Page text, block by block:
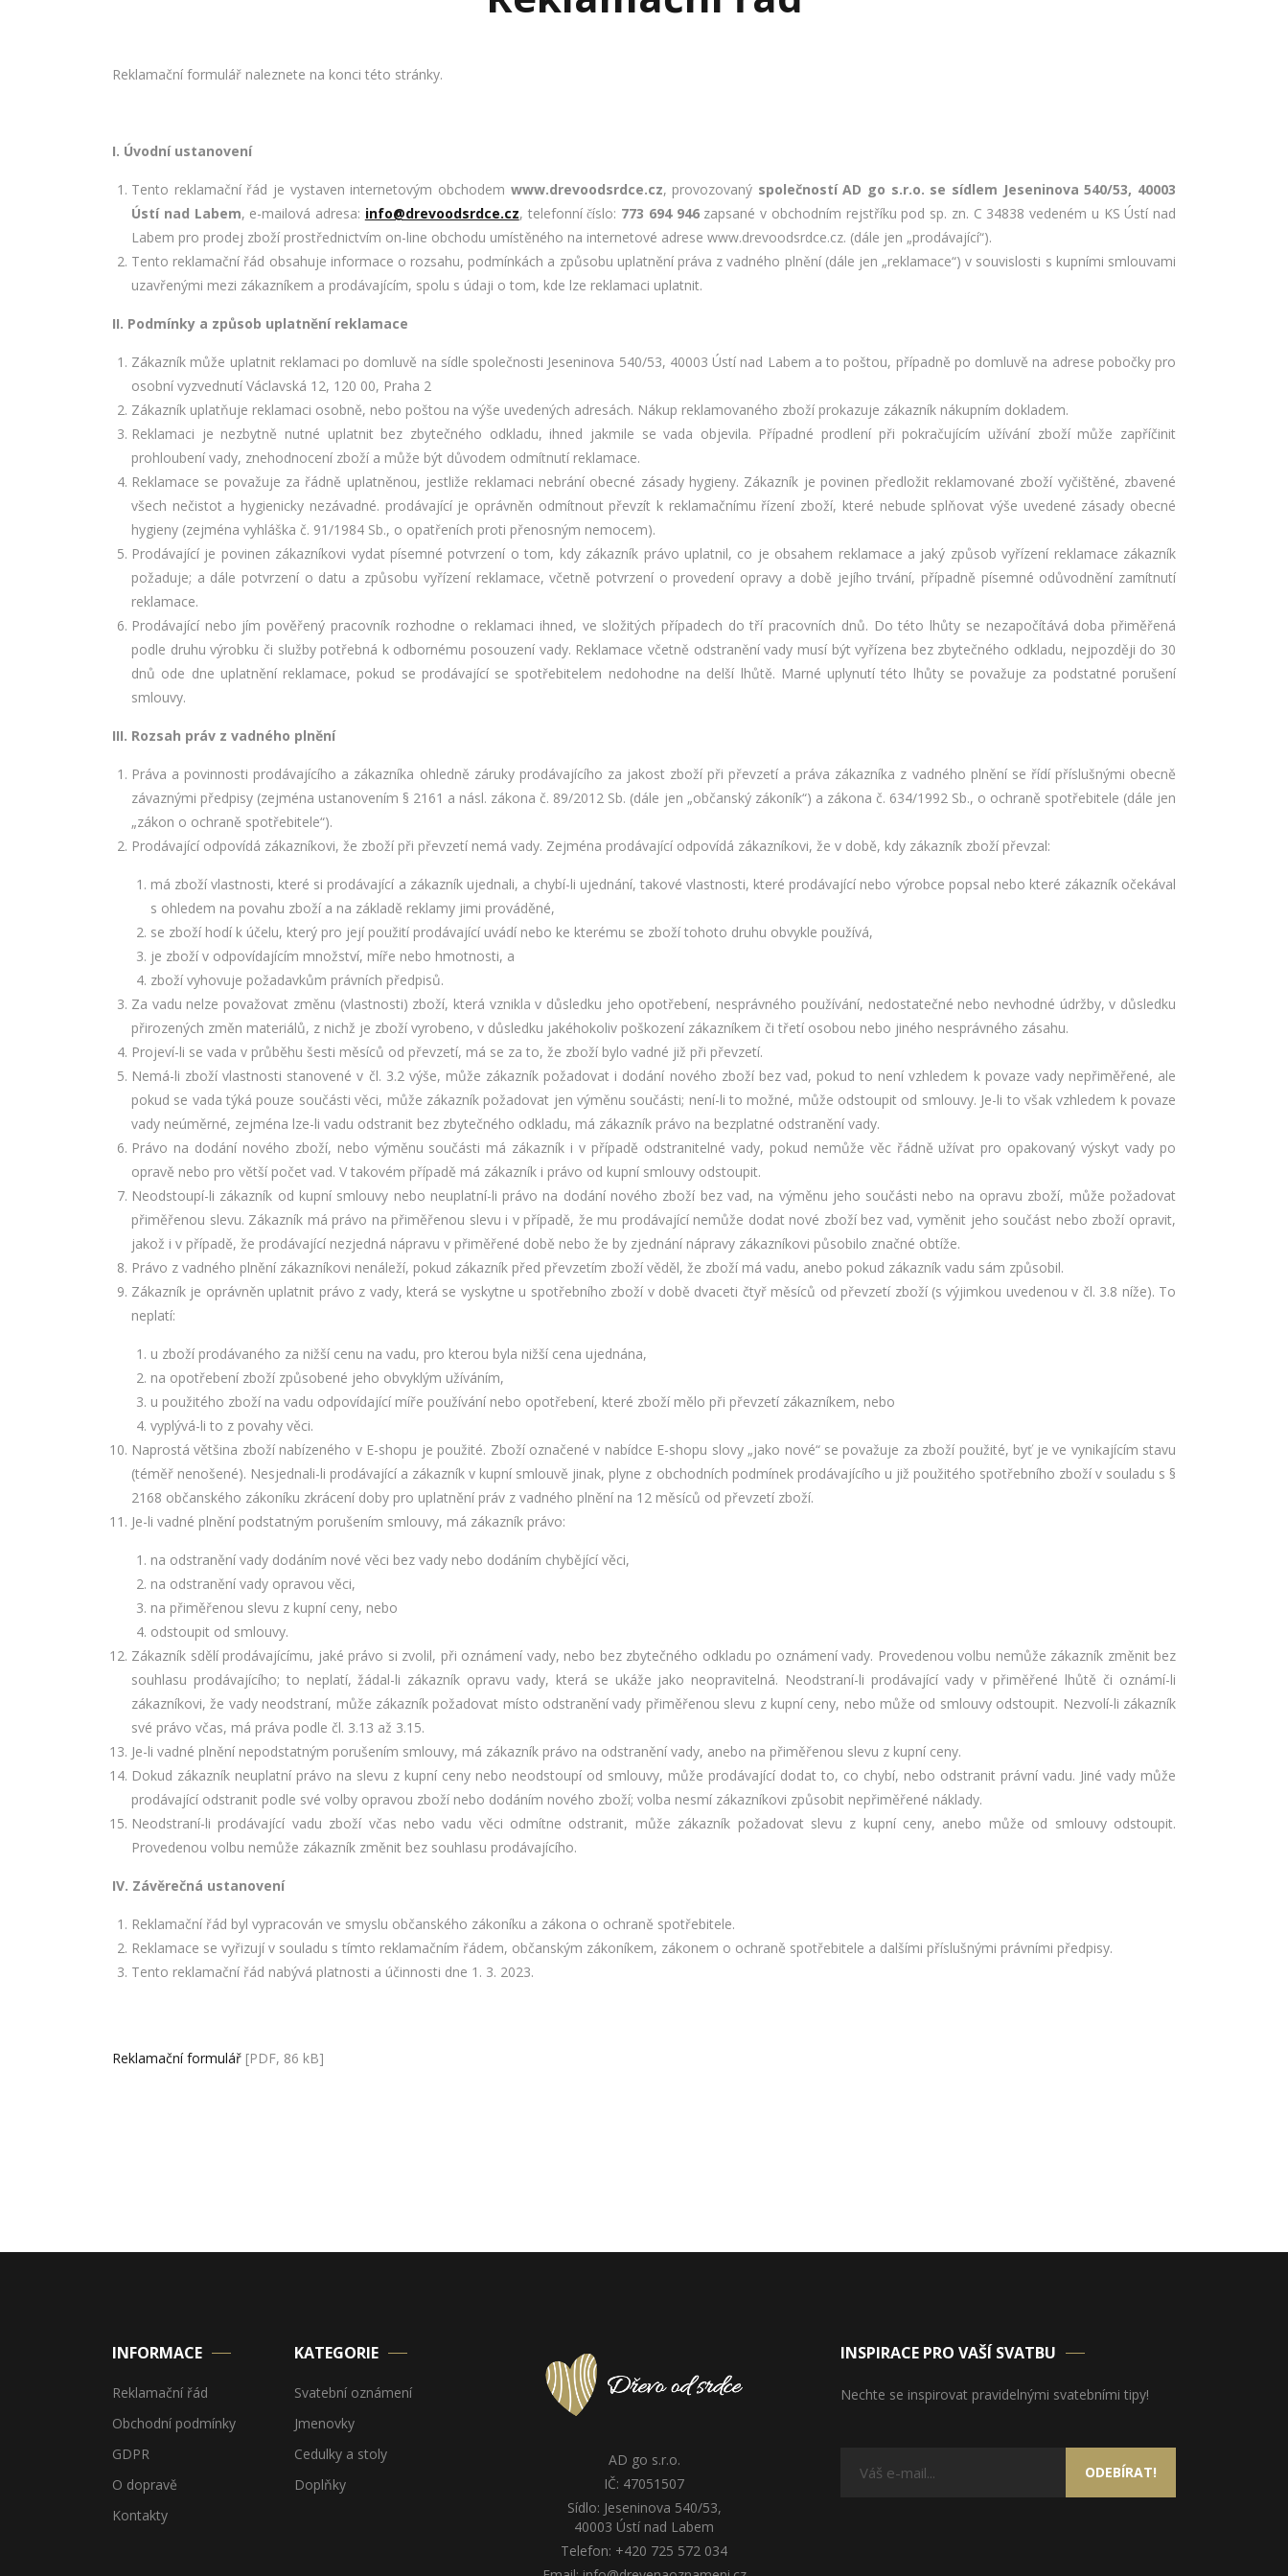
Reklamační formulář naleznete na konci této stránky.
I. Úvodní ustanovení
Tento reklamační řád je vystaven internetovým obchodem www.drevoodsrdce.cz, provozovaný společností AD go s.r.o. se sídlem Jeseninova 540/53, 40003
Ústí nad Labem, e-mailová adresa: info@drevoodsrdce.cz, telefonní číslo: 773 694 946zapsané v obchodním rejstříku pod sp. zn. C 34838 vedeném u KS Ústí nad
Labem pro prodej zboží prostřednictvím on-line obchodu umístěného na internetové adrese www.drevoodsrdce.cz. (dále jen „prodávající“).
Tento reklamační řád obsahuje informace o rozsahu, podmínkách a způsobu uplatnění práva z vadného plnění (dále jen „reklamace“) v souvislosti s kupními smlouvami
uzavřenými mezi zákazníkem a prodávajícím, spolu s údaji o tom, kde lze reklamaci uplatnit.
II. Podmínky a způsob uplatnění reklamace
Zákazník může uplatnit reklamaci po domluvě na sídle společnosti Jeseninova 540/53, 40003 Ústí nad Labem a to poštou, případně po domluvě na adrese pobočky pro
osobní vyzvednutí Václavská 12, 120 00, Praha 2
Zákazník uplatňuje reklamaci osobně, nebo poštou na výše uvedených adresách. Nákup reklamovaného zboží prokazuje zákazník nákupním dokladem.
Reklamaci je nezbytně nutné uplatnit bez zbytečného odkladu, ihned jakmile se vada objevila. Případné prodlení při pokračujícím užívání zboží může zapříčinit
prohloubení vady, znehodnocení zboží a může být důvodem odmítnutí reklamace.
Reklamace se považuje za řádně uplatněnou, jestliže reklamaci nebrání obecné zásady hygieny. Zákazník je povinen předložit reklamované zboží vyčištěné, zbavené
všech nečistot a hygienicky nezávadné. prodávající je oprávněn odmítnout převzít k reklamačnímu řízení zboží, které nebude splňovat výše uvedené zásady obecné
hygieny (zejména vyhláška č. 91/1984 Sb., o opatřeních proti přenosným nemocem).
Prodávající je povinen zákazníkovi vydat písemné potvrzení o tom, kdy zákazník právo uplatnil, co je obsahem reklamace a jaký způsob vyřízení reklamace zákazník
požaduje; a dále potvrzení o datu a způsobu vyřízení reklamace, včetně potvrzení o provedení opravy a době jejího trvání, případně písemné odůvodnění zamítnutí
reklamace.
Prodávající nebo jím pověřený pracovník rozhodne o reklamaci ihned, ve složitých případech do tří pracovních dnů. Do této lhůty se nezapočítává doba přiměřená
podle druhu výrobku či služby potřebná k odbornému posouzení vady. Reklamace včetně odstranění vady musí být vyřízena bez zbytečného odkladu, nejpozději do 30
dnů ode dne uplatnění reklamace, pokud se prodávající se spotřebitelem nedohodne na delší lhůtě. Marné uplynutí této lhůty se považuje za podstatné porušení
smlouvy.
III. Rozsah práv z vadného plnění
Práva a povinnosti prodávajícího a zákazníka ohledně záruky prodávajícího za jakost zboží při převzetí a práva zákazníka z vadného plnění se řídí příslušnými obecně
závaznými předpisy (zejména ustanovením § 2161 a násl. zákona č. 89/2012 Sb. (dále jen „občanský zákoník“) a zákona č. 634/1992 Sb., o ochraně spotřebitele (dále jen
„zákon o ochraně spotřebitele“).
Prodávající odpovídá zákazníkovi, že zboží při převzetí nemá vady. Zejména prodávající odpovídá zákazníkovi, že v době, kdy zákazník zboží převzal:
má zboží vlastnosti, které si prodávající a zákazník ujednali, a chybí-li ujednání, takové vlastnosti, které prodávající nebo výrobce popsal nebo které zákazník očekával
s ohledem na povahu zboží a na základě reklamy jimi prováděné,
se zboží hodí k účelu, který pro její použití prodávající uvádí nebo ke kterému se zboží tohoto druhu obvykle používá,
je zboží v odpovídajícím množství, míře nebo hmotnosti, a
zboží vyhovuje požadavkům právních předpisů.
Za vadu nelze považovat změnu (vlastnosti) zboží, která vznikla v důsledku jeho opotřebení, nesprávného používání, nedostatečné nebo nevhodné údržby, v důsledku
přirozených změn materiálů, z nichž je zboží vyrobeno, v důsledku jakéhokoliv poškození zákazníkem či třetí osobou nebo jiného nesprávného zásahu.
Projeví-li se vada v průběhu šesti měsíců od převzetí, má se za to, že zboží bylo vadné již při převzetí.
Nemá-li zboží vlastnosti stanovené v čl. 3.2 výše, může zákazník požadovat i dodání nového zboží bez vad, pokud to není vzhledem k povaze vady nepřiměřené, ale
pokud se vada týká pouze součásti věci, může zákazník požadovat jen výměnu součásti; není-li to možné, může odstoupit od smlouvy. Je-li to však vzhledem k povaze
vady neúměrné, zejména lze-li vadu odstranit bez zbytečného odkladu, má zákazník právo na bezplatné odstranění vady.
Právo na dodání nového zboží, nebo výměnu součásti má zákazník i v případě odstranitelné vady, pokud nemůže věc řádně užívat pro opakovaný výskyt vady po
opravě nebo pro větší počet vad. V takovém případě má zákazník i právo od kupní smlouvy odstoupit.
Neodstoupí-li zákazník od kupní smlouvy nebo neuplatní-li právo na dodání nového zboží bez vad, na výměnu jeho součásti nebo na opravu zboží, může požadovat
přiměřenou slevu. Zákazník má právo na přiměřenou slevu i v případě, že mu prodávající nemůže dodat nové zboží bez vad, vyměnit jeho součást nebo zboží opravit,
jakož i v případě, že prodávající nezjedná nápravu v přiměřené době nebo že by zjednání nápravy zákazníkovi působilo značné obtíže.
Právo z vadného plnění zákazníkovi nenáleží, pokud zákazník před převzetím zboží věděl, že zboží má vadu, anebo pokud zákazník vadu sám způsobil.
Zákazník je oprávněn uplatnit právo z vady, která se vyskytne u spotřebního zboží v době dvaceti čtyř měsíců od převzetí zboží (s výjimkou uvedenou v čl. 3.8 níže). To
neplatí:
u zboží prodávaného za nižší cenu na vadu, pro kterou byla nižší cena ujednána,
na opotřebení zboží způsobené jeho obvyklým užíváním,
u použitého zboží na vadu odpovídající míře používání nebo opotřebení, které zboží mělo při převzetí zákazníkem, nebo
vyplývá-li to z povahy věci.
Naprostá většina zboží nabízeného v E-shopu je použité. Zboží označené v nabídce E-shopu slovy „jako nové“ se považuje za zboží použité, byť je ve vynikajícím stavu
(téměř nenošené). Nesjednali-li prodávající a zákazník v kupní smlouvě jinak, plyne z obchodních podmínek prodávajícího u již použitého spotřebního zboží v souladu s §
2168 občanského zákoníku zkrácení doby pro uplatnění práv z vadného plnění na 12 měsíců od převzetí zboží.
Je-li vadné plnění podstatným porušením smlouvy, má zákazník právo:
na odstranění vady dodáním nové věci bez vady nebo dodáním chybějící věci,
na odstranění vady opravou věci,
na přiměřenou slevu z kupní ceny, nebo
odstoupit od smlouvy.
Zákazník sdělí prodávajícímu, jaké právo si zvolil, při oznámení vady, nebo bez zbytečného odkladu po oznámení vady. Provedenou volbu nemůže zákazník změnit bez
souhlasu prodávajícího; to neplatí, žádal-li zákazník opravu vady, která se ukáže jako neopravitelná. Neodstraní-li prodávající vady v přiměřené lhůtě či oznámí-li
zákazníkovi, že vady neodstraní, může zákazník požadovat místo odstranění vady přiměřenou slevu z kupní ceny, nebo může od smlouvy odstoupit. Nezvolí-li zákazník
své právo včas, má práva podle čl. 3.13 až 3.15.
Je-li vadné plnění nepodstatným porušením smlouvy, má zákazník právo na odstranění vady, anebo na přiměřenou slevu z kupní ceny.
Dokud zákazník neuplatní právo na slevu z kupní ceny nebo neodstoupí od smlouvy, může prodávající dodat to, co chybí, nebo odstranit právní vadu. Jiné vady může
prodávající odstranit podle své volby opravou zboží nebo dodáním nového zboží; volba nesmí zákazníkovi způsobit nepřiměřené náklady.
Neodstraní-li prodávající vadu zboží včas nebo vadu věci odmítne odstranit, může zákazník požadovat slevu z kupní ceny, anebo může od smlouvy odstoupit.
Provedenou volbu nemůže zákazník změnit bez souhlasu prodávajícího.
IV. Závěrečná ustanovení
Reklamační řád byl vypracován ve smyslu občanského zákoníku a zákona o ochraně spotřebitele.
Reklamace se vyřizují v souladu s tímto reklamačním řádem, občanským zákoníkem, zákonem o ochraně spotřebitele a dalšími příslušnými právními předpisy.
Tento reklamační řád nabývá platnosti a účinnosti dne 1. 3. 2023.
Reklamační formulář [PDF, 86 kB]
INFORMACE
Reklamační řád
Obchodní podmínky
GDPR
O dopravě
Kontakty
KATEGORIE
Svatební oznámení
Jmenovky
Cedulky a stoly
Doplňky
AD go s.r.o.
IČ: 47051507
Sídlo: Jeseninova 540/53,
40003 Ústí nad Labem
Telefon: +420 725 572 034
INSPIRACE PRO VAŠÍ SVATBU
Nechte se inspirovat pravidelnými svatebními tipy!
ODEBÍRAT!